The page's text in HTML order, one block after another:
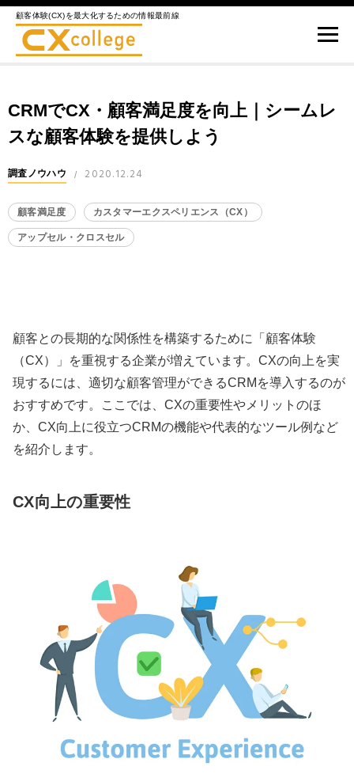
顧客体験(CX)を最大化するための情報最前線
CRMでCX・顧客満足度を向上｜シームレ
スな顧客体験を提供しよう
調査ノウハウ / 2020.12.24
顧客満足度 カスタマーエクスペリエンス（CX）
アップセル・クロスセル
顧客との長期的な関係性を構築するために「顧客体験
（CX）」を重視する企業が増えています。CXの向上を実
現するには、適切な顧客管理ができるCRMを導入するのが
おすすめです。ここでは、CXの重要性やメリットのほ
か、CX向上に役立つCRMの機能や代表的なツール例など
を紹介します。
CX向上の重要性